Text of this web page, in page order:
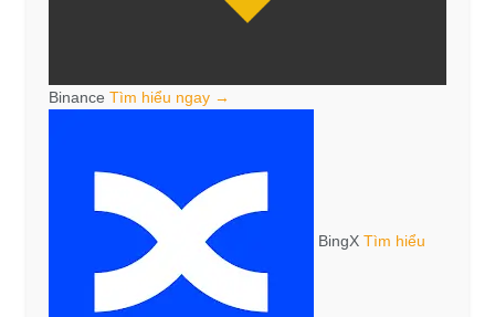
Binance Tìm hiểu ngay →
BingX Tìm hiểu